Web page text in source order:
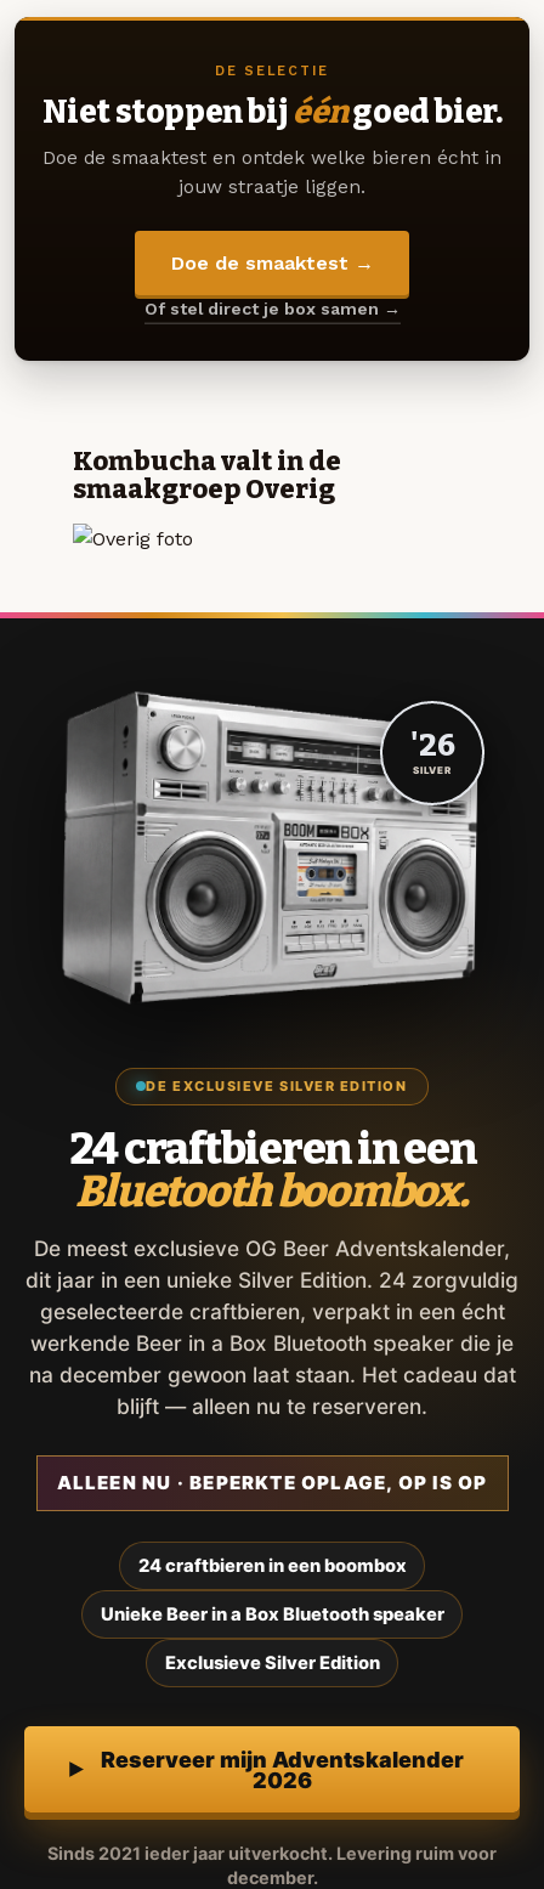
DE SELECTIE
Niet stoppen bij ééngoed bier.
Doe de smaaktest en ontdek welke bieren écht in
jouw straatje liggen.
Doe de smaaktest →
Of stel direct je box samen →
Kombucha valt in de
smaakgroep Overig
DE EXCLUSIEVE SILVER EDITION
24 craftbieren in een
Bluetooth boombox.
De meest exclusieve OG Beer Adventskalender,
dit jaar in een unieke Silver Edition. 24 zorgvuldig
geselecteerde craftbieren, verpakt in een écht
werkende Beer in a Box Bluetooth speaker die je
na december gewoon laat staan. Het cadeau dat
blijft — alleen nu te reserveren.
ALLEEN NU · BEPERKTE OPLAGE, OP IS OP
24 craftbieren in een boombox
Unieke Beer in a Box Bluetooth speaker
Exclusieve Silver Edition
Reserveer mijn Adventskalender
2026
Sinds 2021 ieder jaar uitverkocht. Levering ruim voor
december.
'26
SILVER